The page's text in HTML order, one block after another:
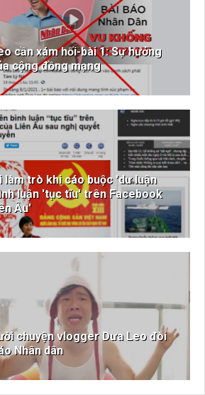
cần xám hối-bài 1: Sự hưởng
cộng đồng mạng
làm trò khi cáo buộc 'dư luận
luận 'tục tĩu' trên Facebook
Âu'
chuyện vlogger Dưa Leo đòi
Nhân dân